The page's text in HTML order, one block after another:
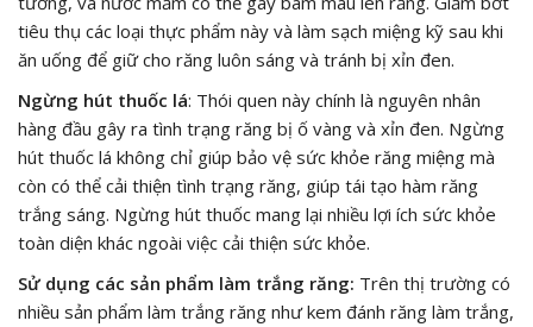
tiêu thụ các loại thực phẩm này và làm sạch miệng kỹ sau khi
ăn uống để giữ cho răng luôn sáng và tránh bị xỉn đen.
Ngừng hút thuốc lá: Thói quen này chính là nguyên nhân
hàng đầu gây ra tình trạng răng bị ố vàng và xỉn đen. Ngừng
hút thuốc lá không chỉ giúp bảo vệ sức khỏe răng miệng mà
còn có thể cải thiện tình trạng răng, giúp tái tạo hàm răng
trắng sáng. Ngừng hút thuốc mang lại nhiều lợi ích sức khỏe
toàn diện khác ngoài việc cải thiện sức khỏe.
Sử dụng các sản phẩm làm trắng răng: Trên thị trường có
nhiều sản phẩm làm trắng răng như kem đánh răng làm trắng,